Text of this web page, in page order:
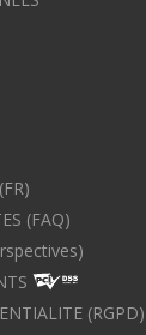
(FAQ)
(RGPD)